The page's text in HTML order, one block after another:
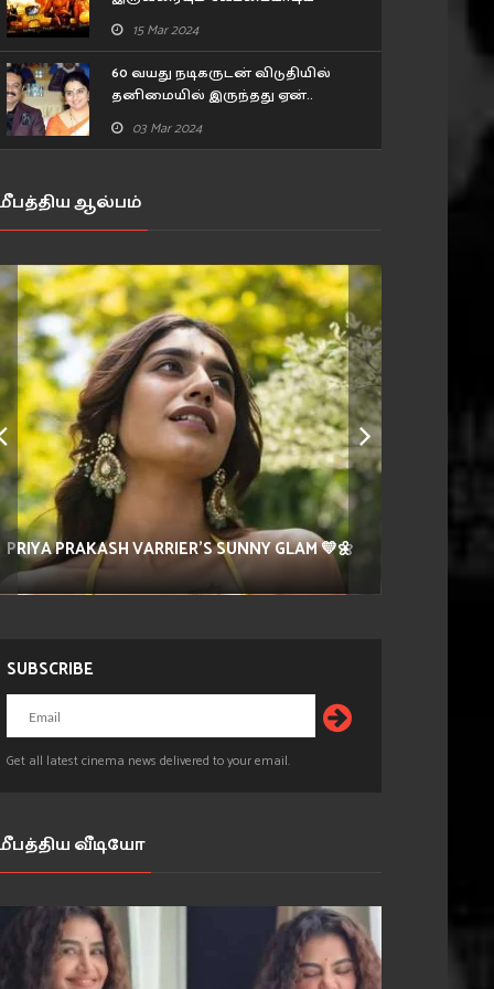
அங்காடித்தெரு நடிகர்.. ரகசியம்
உடைத்த பிரபல நடிகர்!
15 Mar 2024
60 வயது நடிகருடன் விடுதியில்
தனிமையில் இருந்தது ஏன்..
உண்மையை கூறிய 43 வயது
நடிகை..
03 Mar 2024
ஆல்பம்
PRIYA PRAKASH VARRIER'S SUNNY GLAM 💛🌼
SUBSCRIBE
Get all latest cinema news delivered to your email.
வீடியோ